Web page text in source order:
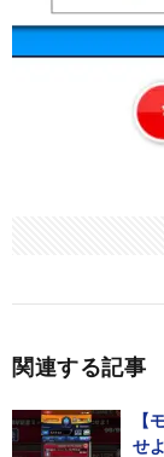
関連する記事
【
せ